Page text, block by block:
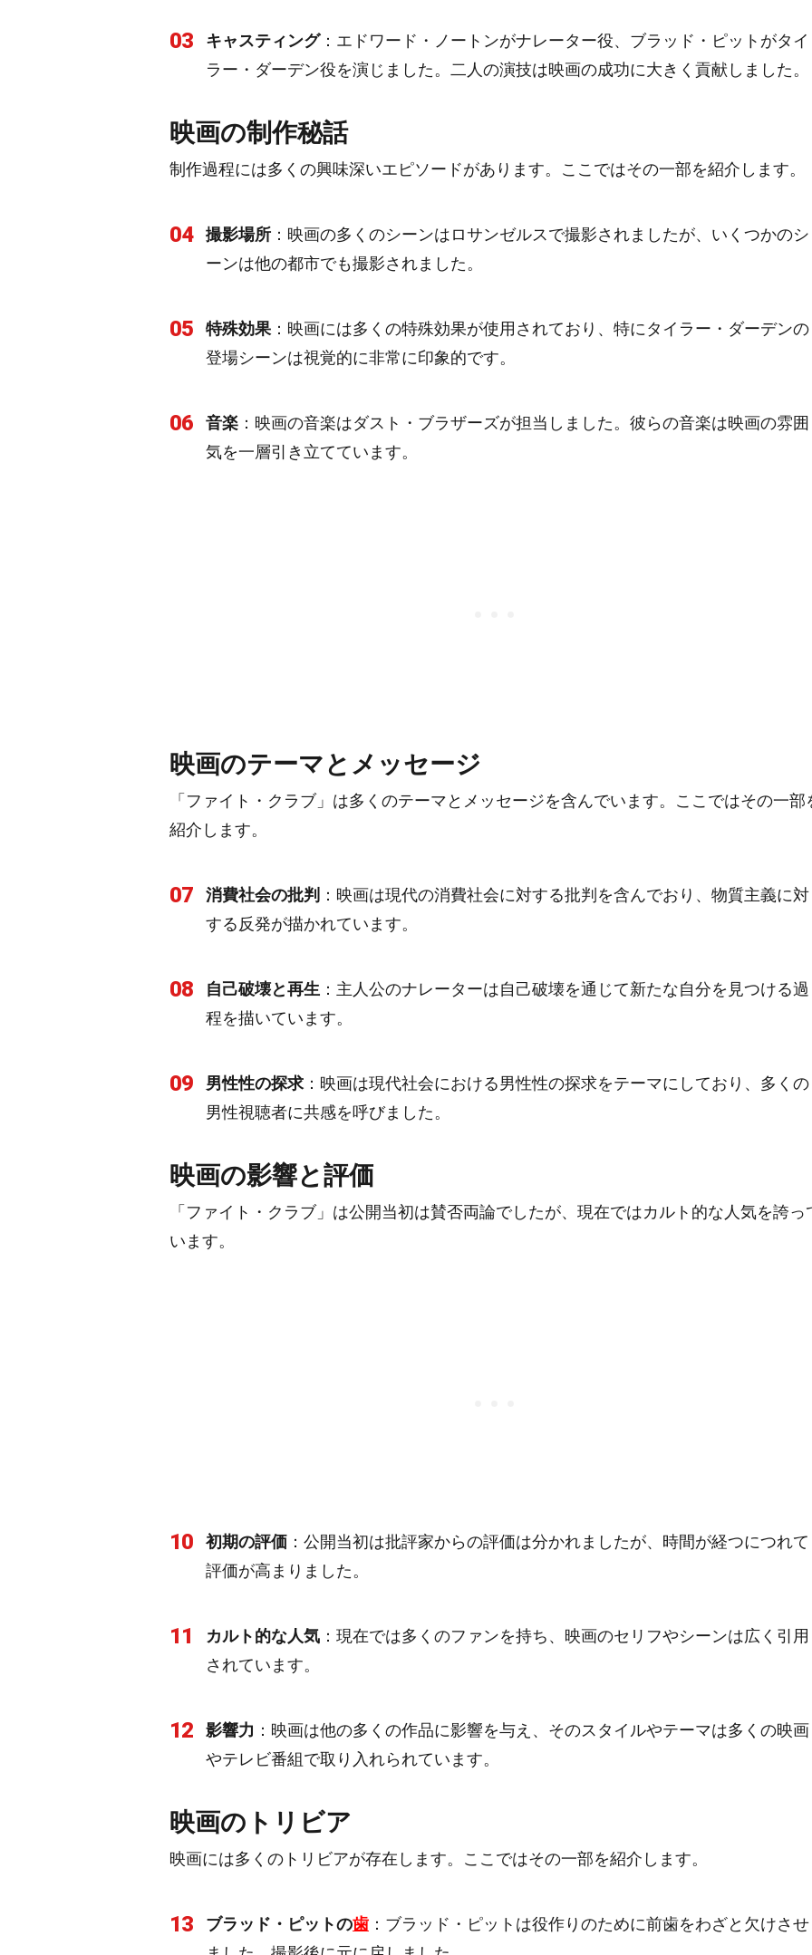
03 キャスティング：エドワード・ノートンがナレーター役、ブラッド・ピットがタイ
ラー・ダーデン役を演じました。二人の演技は映画の成功に大きく貢献しました。
映画の制作秘話
制作過程には多くの興味深いエピソードがあります。ここではその一部を紹介します。
04 撮影場所 ：映画の多くのシーンはロサンゼルスで撮影されましたが、いくつかのシ
ーンは他の都市でも撮影されました。
05 特殊効果 ：映画には多くの特殊効果が使用されており、特にタイラー・ダーデンの
登場シーンは視覚的に非常に印象的です。
06 音楽 ：映画の音楽はダスト・ブラザーズが担当しました。彼らの音楽は映画の雰囲
気を一層引き立てています。
映画のテーマとメッセージ
「ファイト・クラブ」は多くのテーマとメッセージを含んでいます。ここではその一部
紹介します。
07 消費社会の批判 ：映画は現代の消費社会に対する批判を含んでおり、物質主義に対
する反発が描かれています。
08 自己破壊と再生 ：主人公のナレーターは自己破壊を通じて新たな自分を見つける過
程を描いています。
09 男性性の探求 ：映画は現代社会における男性性の探求をテーマにしており、多くの
男性視聴者に共感を呼びました。
映画の影響と評価
「ファイト・クラブ」は公開当初は賛否両論でしたが、現在ではカルト的な人気を誇っ
います。
10 初期の評価 ：公開当初は批評家からの評価は分かれましたが、時間が経つにつれて
評価が高まりました。
11 カルト的な人気 ：現在では多くのファンを持ち、映画のセリフやシーンは広く引用
されています。
12 影響力 ：映画は他の多くの作品に影響を与え、そのスタイルやテーマは多くの映画
やテレビ番組で取り入れられています。
映画のトリビア
映画には多くのトリビアが存在します。ここではその一部を紹介します。
13 ブラッド・ピットの歯 ：ブラッド・ピットは役作りのために前歯をわざと欠けさせ